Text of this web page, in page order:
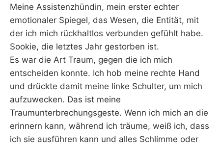
Meine Assistenzhündin, mein erster echter
emotionaler Spiegel, das Wesen, die Entität, mit
der ich mich rückhaltlos verbunden gefühlt habe.
Sookie, die letztes Jahr gestorben ist.
Es war die Art Traum, gegen die ich mich
entscheiden konnte. Ich hob meine rechte Hand
und drückte damit meine linke Schulter, um mich
aufzuwecken. Das ist meine
Traumunterbrechungsgeste. Wenn ich mich an die
erinnern kann, während ich träume, weiß ich, dass
ich sie ausführen kann und alles Schlimme oder